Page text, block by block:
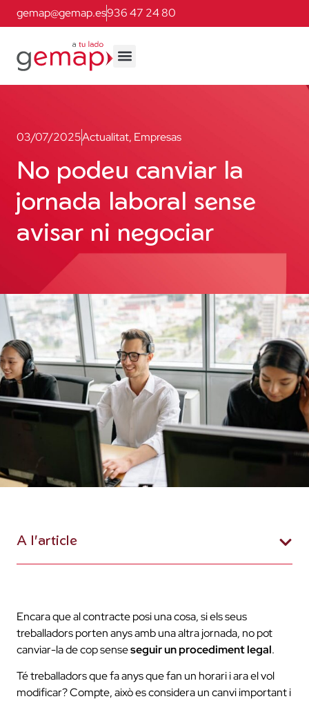
gemap@gemap.es936 47 24 80
03/07/2025Actualitat, Empresas
No podeu canviar la
jornada laboral sense
avisar ni negociar
Encara que al contracte posi una cosa, si els seus
treballadors porten anys amb una altra jornada, no pot
canviar-la de cop senseseguir un procediment legal.
Té treballadors que fa anys que fan un horari i ara el vol
modificar? Compte, això es considera un canvi important i
A l'article